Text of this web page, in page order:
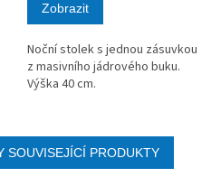
Zobrazit
Noční stolek s jednou zásuvkou
z masivního jádrového buku.
Výška 40 cm.
SOUVISEJÍCÍ PRODUKTY